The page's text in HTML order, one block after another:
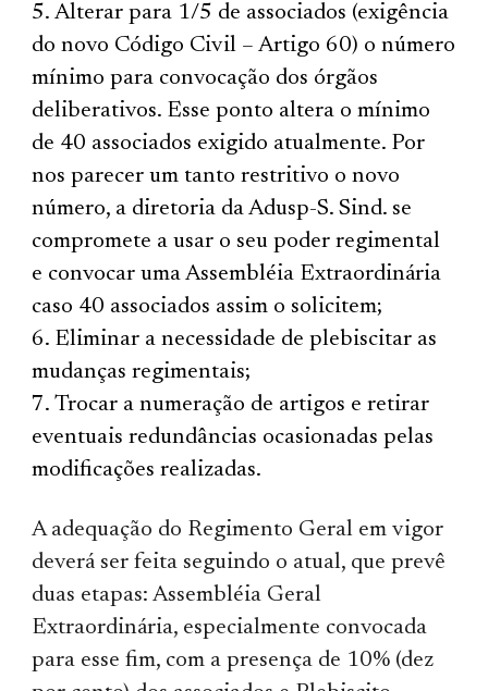
Alterar para 1/5 de associados (exigência
do novo Código Civil – Artigo 60) o número
mínimo para convocação dos órgãos
deliberativos. Esse ponto altera o mínimo
de 40 associados exigido atualmente. Por
nos parecer um tanto restritivo o novo
número, a diretoria da Adusp-S. Sind. se
compromete a usar o seu poder regimental
e convocar uma Assembléia Extraordinária
caso 40 associados assim o solicitem;
Eliminar a necessidade de plebiscitar as
mudanças regimentais;
Trocar a numeração de artigos e retirar
eventuais redundâncias ocasionadas pelas
modificações realizadas.
A adequação do Regimento Geral em vigor
deverá ser feita seguindo o atual, que prevê
duas etapas: Assembléia Geral
Extraordinária, especialmente convocada
para esse fim, com a presença de 10% (dez